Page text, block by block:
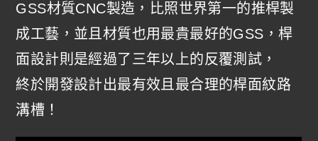
GSS材質CNC製造，比照世界第一的推桿製
成工藝，並且材質也用最貴最好的GSS，桿
面設計則是經過了三年以上的反覆測試，
終於開發設計出最有效且最合理的桿面紋路
溝槽！